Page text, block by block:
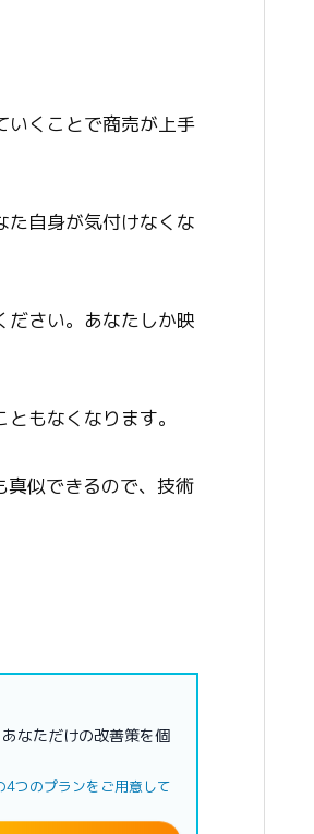
いくことで商売が上手
た自身が気付けなくな
ださい。あなたしか映
もなくなります。
真似できるので、技術
なただけの改善策を個
つのプランをご用意して